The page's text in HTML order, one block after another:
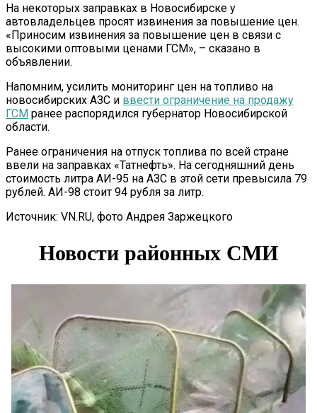
На некоторых заправках в Новосибирске у
автовладельцев просят извинения за повышение цен.
«Приносим извинения за повышение цен в связи с
высокими оптовыми ценами ГСМ», – сказано в
объявлении.
Напомним, усилить мониторинг цен на топливо на
новосибирских АЗС и ввести ограничение на продажу
ГСМ ранее распорядился губернатор Новосибирской
области.
Ранее ограничения на отпуск топлива по всей стране
ввели на заправках «Татнефть». На сегодняшний день
стоимость литра АИ-95 на АЗС в этой сети превысила 79
рублей. АИ-98 стоит 94 рубля за литр.
Источник: VN.RU, фото Андрея Заржецкого